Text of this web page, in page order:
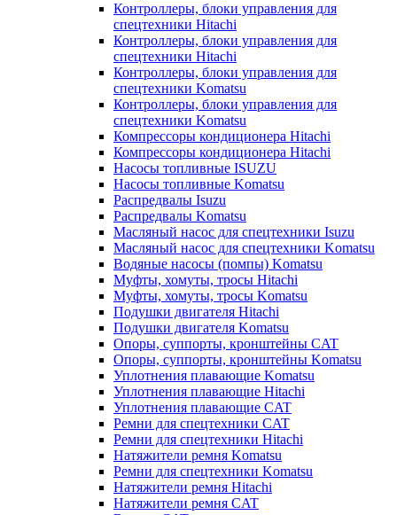
Контроллеры, блоки управления для
спецтехники Hitachi
Контроллеры, блоки управления для
спецтехники Hitachi
Контроллеры, блоки управления для
спецтехники Komatsu
Контроллеры, блоки управления для
спецтехники Komatsu
Компрессоры кондиционера Hitachi
Компрессоры кондиционера Hitachi
Насосы топливные ISUZU
Насосы топливные Komatsu
Распредвалы Isuzu
Распредвалы Komatsu
Масляный насос для спецтехники Isuzu
Масляный насос для спецтехники Komatsu
Водяные насосы (помпы) Komatsu
Муфты, хомуты, тросы Hitachi
Муфты, хомуты, тросы Komatsu
Подушки двигателя Hitachi
Подушки двигателя Komatsu
Опоры, суппорты, кронштейны CAT
Опоры, суппорты, кронштейны Komatsu
Уплотнения плавающие Komatsu
Уплотнения плавающие Hitachi
Уплотнения плавающие CAT
Ремни для спецтехники CAT
Ремни для спецтехники Hitachi
Натяжители ремня Komatsu
Ремни для спецтехники Komatsu
Натяжители ремня Hitachi
Натяжители ремня CAT